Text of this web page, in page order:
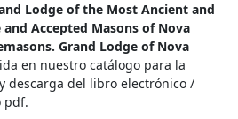
Lodge of the Most Ancient and
Accepted Masons of Nova
Grand Lodge of Nova
en nuestro catálogo para la
descarga del libro electrónico /
pdf.